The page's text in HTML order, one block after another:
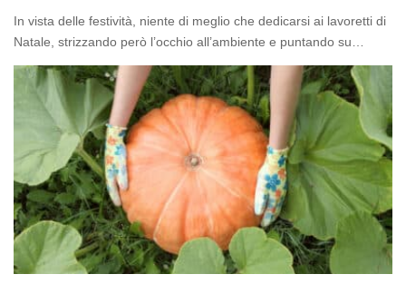
In vista delle festività, niente di meglio che dedicarsi ai lavoretti di
Natale, strizzando però l’occhio all’ambiente e puntando su…